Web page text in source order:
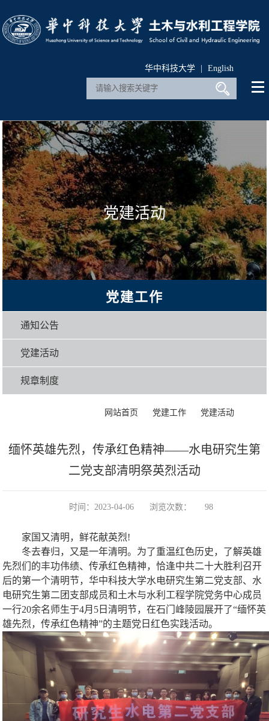
华中科技大学 | English
党建活动
党建工作
通知公告
党建活动
规章制度
网站首页 党建工作 党建活动
缅怀英雄先烈，传承红色精神——水电研究生第
二党支部清明祭英烈活动
时间：2023-04-06 浏览次数： 98
家国又清明，鲜花献英烈!
冬去春归，又是一年清明。为了重温红色历史，了解英雄
先烈们的丰功伟绩、传承红色精神，恰逢中共二十大胜利召开
后的第一个清明节，华中科技大学水电研究生第二党支部、水
电研究生第二团支部成员和土木与水利工程学院党务中心成员
一行20余名师生于4月5日清明节，在石门峰陵园展开了“缅怀英
雄先烈，传承红色精神”的主题党日红色实践活动。